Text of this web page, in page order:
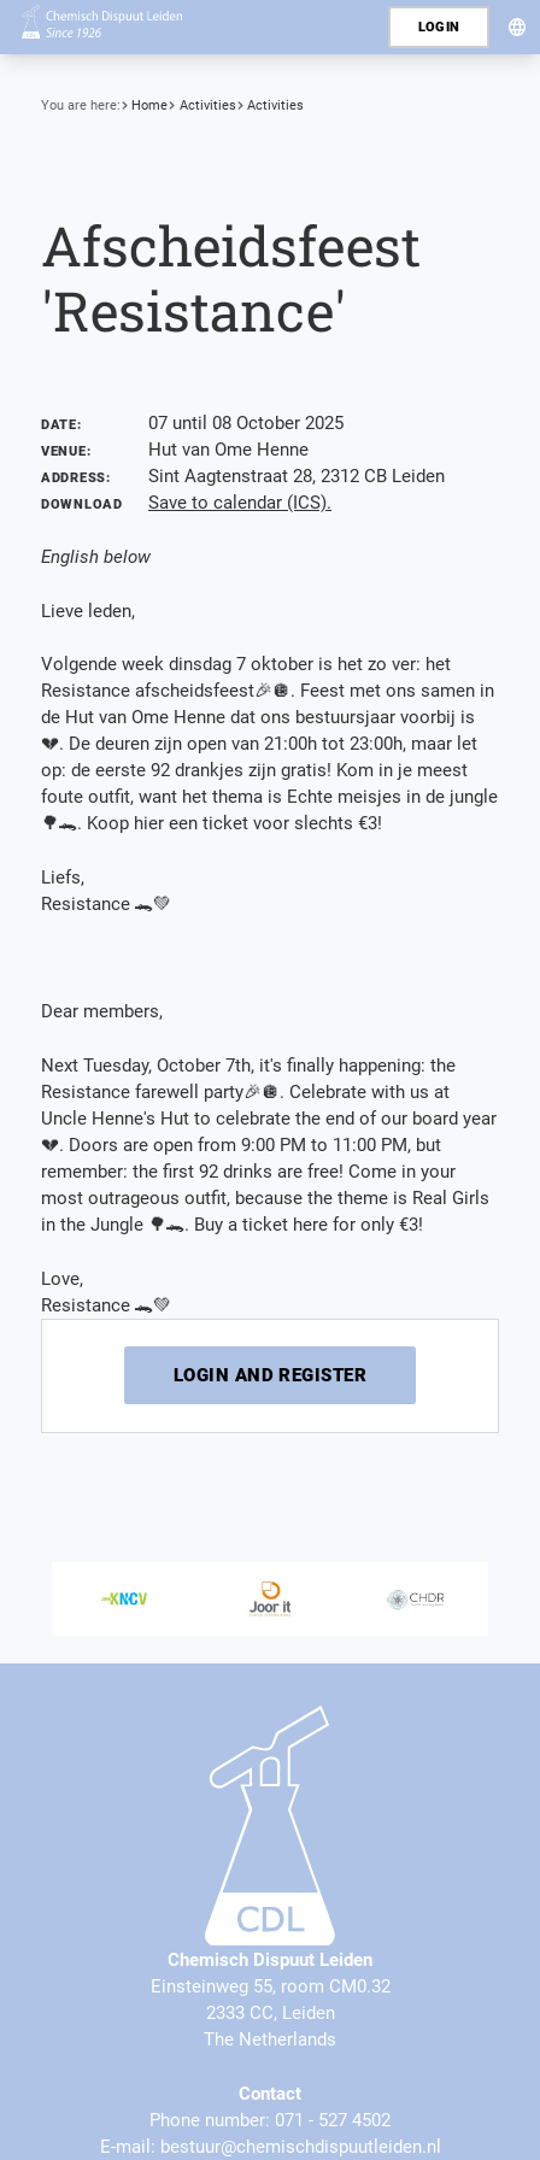
LOGIN
You are here: Home Activities Activities
Afscheidsfeest
'Resistance'
DATE: 07 until 08 October 2025
VENUE: Hut van Ome Henne
ADDRESS: Sint Aagtenstraat 28, 2312 CB Leiden
DOWNLOAD Save to calendar (ICS).
English below
Lieve leden,
Volgende week dinsdag 7 oktober is het zo ver: het
Resistance afscheidsfeest🎉🪩. Feest met ons samen in
de Hut van Ome Henne dat ons bestuursjaar voorbij is
💔. De deuren zijn open van 21:00h tot 23:00h, maar let
op: de eerste 92 drankjes zijn gratis! Kom in je meest
foute outfit, want het thema is Echte meisjes in de jungle
🌳🐊. Koop hier een ticket voor slechts €3!
Liefs,
Resistance 🐊💚
Dear members,
Next Tuesday, October 7th, it's finally happening: the
Resistance farewell party🎉🪩. Celebrate with us at
Uncle Henne's Hut to celebrate the end of our board year
💔. Doors are open from 9:00 PM to 11:00 PM, but
remember: the first 92 drinks are free! Come in your
most outrageous outfit, because the theme is Real Girls
in the Jungle 🌳🐊. Buy a ticket here for only €3!
Love,
Resistance 🐊💚
LOGIN AND REGISTER
Chemisch Dispuut Leiden
Einsteinweg 55, room CM0.32
2333 CC, Leiden
The Netherlands
Contact
Phone number: 071 - 527 4502
E-mail: bestuur@chemischdispuutleiden.nl